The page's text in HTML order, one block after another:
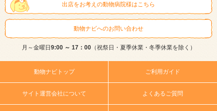
出店をお考えの動物病院様はこちら
動物ナビへのお問い合わせ
月～金曜日9:00 ～ 17：00（祝祭日・夏季休業・冬季休業を除く）
動物ナビトップ ご利用ガイド
サイト運営会社について よくあるご質問